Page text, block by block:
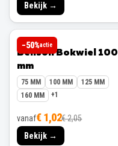
Bekijk →
−50%actie
BENSON
Benson Bokwiel 100
mm
75 MM 100 MM
125 MM
160 MM
+1
vanaf€ 1,02€ 2,05
Bekijk →